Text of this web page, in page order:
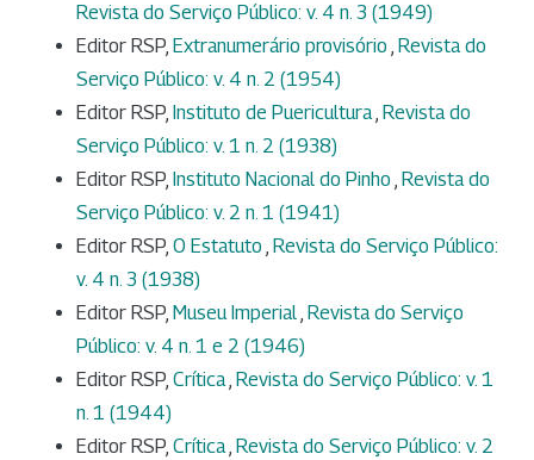
Revista do Serviço Público: v. 4 n. 3 (1949)
Editor RSP, Extranumerário provisório , Revista do
Serviço Público: v. 4 n. 2 (1954)
Editor RSP, Instituto de Puericultura, Revista do
Serviço Público: v. 1 n. 2 (1938)
Editor RSP, Instituto Nacional do Pinho , Revista do
Serviço Público: v. 2 n. 1 (1941)
Editor RSP, O Estatuto , Revista do Serviço Público:
v. 4 n. 3 (1938)
Editor RSP, Museu Imperial, Revista do Serviço
Público: v. 4 n. 1 e 2 (1946)
Editor RSP, Crítica, Revista do Serviço Público: v. 1
n. 1 (1944)
Editor RSP, Crítica, Revista do Serviço Público: v. 2